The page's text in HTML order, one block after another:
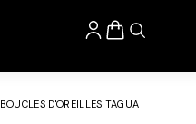
BOUCLES D'OREILLES TAGUA